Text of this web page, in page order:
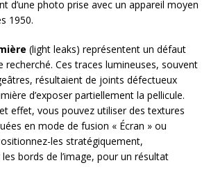
d’une photo prise avec un appareil moyen
1950.
(light leaks) représentent un défaut
recherché. Ces traces lumineuses, souvent
résultaient de joints défectueux
d’exposer partiellement la pellicule.
effet, vous pouvez utiliser des textures
en mode de fusion « Écran » ou
les stratégiquement,
bords de l’image, pour un résultat